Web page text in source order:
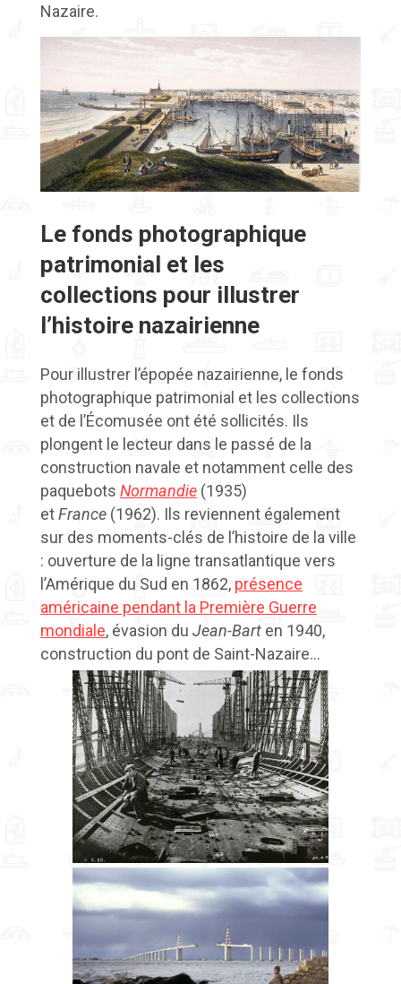
Nazaire.
Le fonds photographique
patrimonial et les
collections pour illustrer
l’histoire nazairienne
Pour illustrer l’épopée nazairienne, le fonds
photographique patrimonial et les collections
et de l’Écomusée ont été sollicités. Ils
plongent le lecteur dans le passé de la
construction navale et notamment celle des
paquebots Normandie (1935)
etFrance (1962). Ils reviennent également
sur des moments-clés de l’histoire de la ville
: ouverture de la ligne transatlantique vers
l’Amérique du Sud en 1862, présence
américaine pendant la Première Guerre
mondiale, évasion du Jean-Bart en 1940,
construction du pont de Saint-Nazaire…